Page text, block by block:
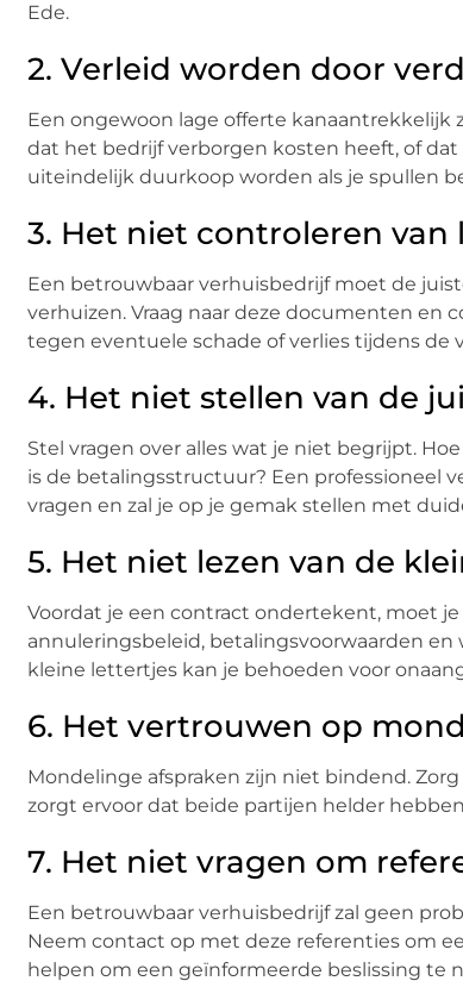
Ede.
2. Verleid worden door
Een ongewoon lage offerte kanaantrekkelijk
dat het bedrijf verborgen kosten heeft, of
uiteindelijk duurkoop worden als je spullen
3. Het niet controleren
Een betrouwbaar verhuisbedrijf moet de
verhuizen. Vraag naar deze documenten en
tegen eventuele schade of verlies tijdens de
4. Het niet stellen van de
Stel vragen over alles wat je niet begrijpt.
is de betalingsstructuur? Een professioneel
vragen en zal je op je gemak stellen met
5. Het niet lezen van de
Voordat je een contract ondertekent, moet
annuleringsbeleid, betalingsvoorwaarden
kleine lettertjes kan je behoeden voor
6. Het vertrouwen op
Mondelinge afspraken zijn niet bindend.
zorgt ervoor dat beide partijen helder
7. Het niet vragen om
Een betrouwbaar verhuisbedrijf zal geen
Neem contact op met deze referenties om
helpen om een geïnformeerde beslissing te